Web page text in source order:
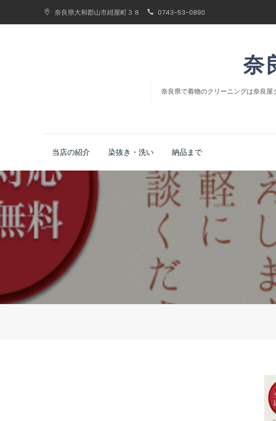
奈良県大和郡山市紺屋町３８ 0743-53-0890
奈
奈良県で着物のクリーニングは奈良
当店の紹介 染抜き・洗い 納品まで